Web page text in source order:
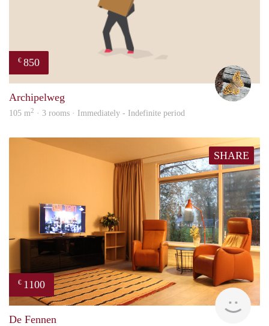
€ 850
Archipelweg
105 m2 · 3 rooms · Immediately - Indefinite period
SHARE
€ 1100
De Fennen